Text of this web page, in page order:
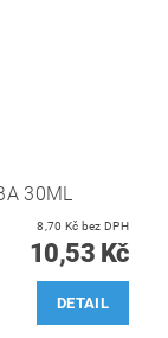
30ML
8,70 Kč bez DPH
10,53 Kč
DETAIL